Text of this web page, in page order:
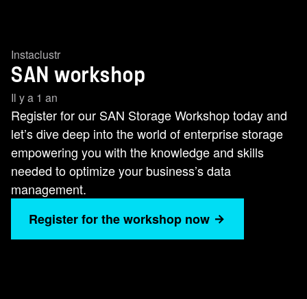
Instaclustr
SAN workshop
Il y a 1 an
Register for our SAN Storage Workshop today and
let’s dive deep into the world of enterprise storage
empowering you with the knowledge and skills
needed to optimize your business’s data
management.
Register for the workshop now